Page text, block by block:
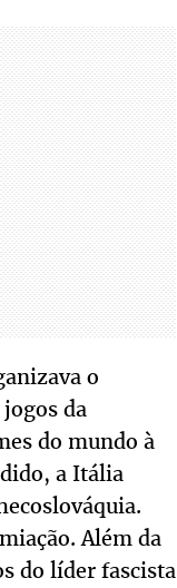
o
da
do mundo à
a Itália
Além da
do líder fascista